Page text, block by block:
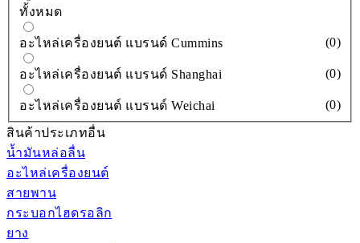
ทั้งหมด
อะไหล่เครื่องยนต์ แบรนด์ Cummins (0)
อะไหล่เครื่องยนต์ แบรนด์ Shanghai (0)
อะไหล่เครื่องยนต์ แบรนด์ Weichai (0)
สินค้าประเภทอื่น
น้ำมันหล่อลื่น
อะไหล่เครื่องยนต์
สายพาน
กระบอกไฮดรอลิก
ยาง